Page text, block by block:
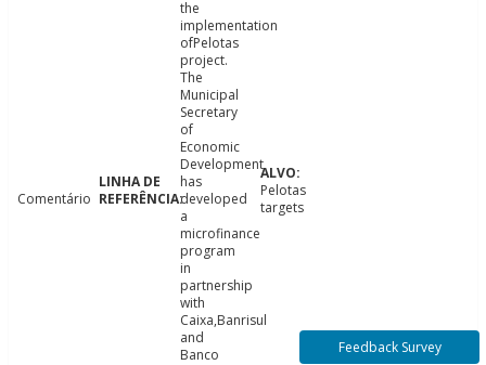
Comentário
the
implementation
ofPelotas
project.
The
Municipal
Secretary
of
Economic
Development
has
developed
a
microfinance
program
in
partnership
with
Caixa,Banrisul
and
Banco
Pelotas
targets
Feedback Survey